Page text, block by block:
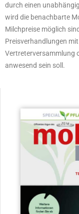
durch einen
wird die benachbarte
Milchpreise möglich
Preisverhandlungen
Vertreterversammlung
anwesend sein soll.